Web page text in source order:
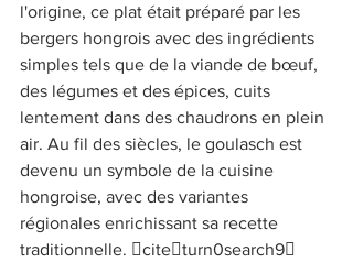
l'origine, ce plat était préparé par les
bergers hongrois avec des ingrédients
simples tels que de la viande de bœuf,
des légumes et des épices, cuits
lentement dans des chaudrons en plein
air. Au fil des siècles, le goulasch est
devenu un symbole de la cuisine
hongroise, avec des variantes
régionales enrichissant sa recette
traditionnelle. citeturn0search9